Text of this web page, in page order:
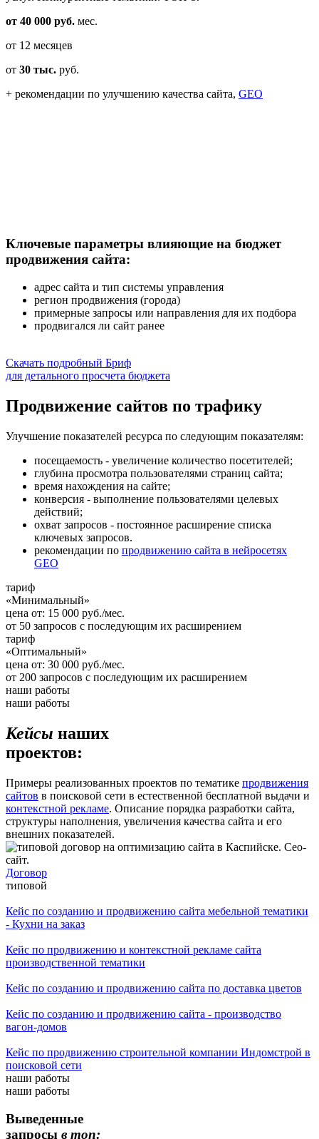
от 40 000 руб. мес.
от 12 месяцев
от 30 тыс. руб.
+ рекомендации по улучшению качества сайта, GEO
Ключевые параметры влияющие на бюджет
продвижения сайта:
адрес сайта и тип системы управления
регион продвижения (города)
примерные запросы или направления для их подбора
продвигался ли сайт ранее
Скачать подробный Бриф
для детального просчета бюджета
Продвижение сайтов по трафику
Улучшение показателей ресурса по следующим показателям:
посещаемость - увеличение количество посетителей;
глубина просмотра пользователями страниц сайта;
время нахождения на сайте;
конверсия - выполнение пользователями целевых
действий;
охват запросов - постоянное расширение списка
ключевых запросов.
рекомендации по продвижению сайта в нейросетях
GEO
тариф
«Минимальный»
цена от: 15 000 руб./мес.
от 50 запросов с последующим их расширением
тариф
«Оптимальный»
цена от: 30 000 руб./мес.
от 200 запросов с последующим их расширением
наши работы
наши работы
Кейсы наших
проектов:
Примеры реализованных проектов по тематике продвижения
сайтов в поисковой сети в естественной бесплатной выдачи и
контекстной рекламе. Описание порядка разработки сайта,
структуры наполнения, увеличения качества сайта и его
внешних показателей.
Договор
типовой
Кейс по созданию и продвижению сайта мебельной тематики
- Кухни на заказ
Кейс по продвижению и контекстной рекламе сайта
производственной тематики
Кейс по созданию и продвижению сайта по доставка цветов
Кейс по созданию и продвижению сайта - производство
вагон-домов
Кейс по продвижению строительной компании Индомстрой в
поисковой сети
наши работы
наши работы
Выведенные
запросы в топ: